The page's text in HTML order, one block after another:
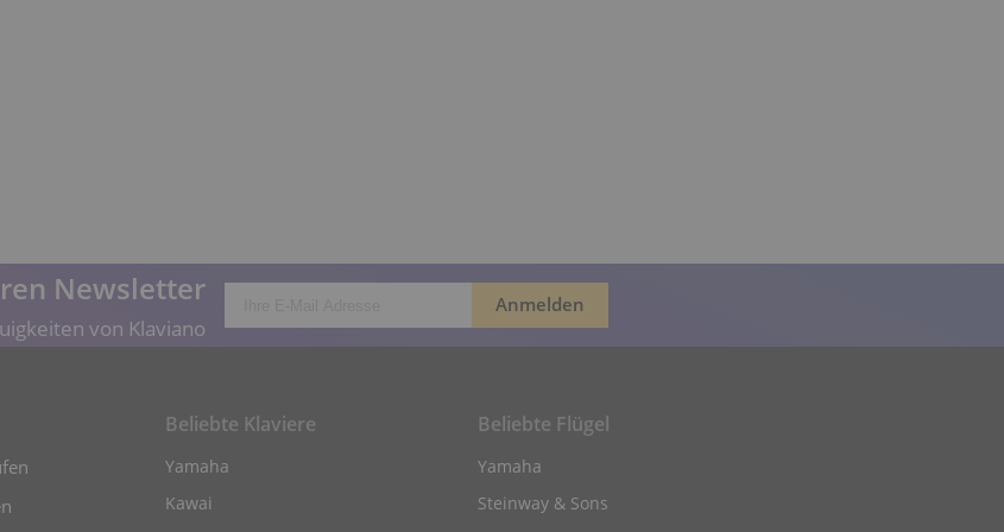
Newsletter
von Klaviano
Beliebte Klaviere
Yamaha
Kawai
Beliebte Flügel
Yamaha
Steinway & Sons